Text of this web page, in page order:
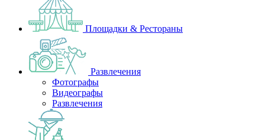
Площадки & Рестораны
Развлечения
Фотографы
Видеографы
Развлечения